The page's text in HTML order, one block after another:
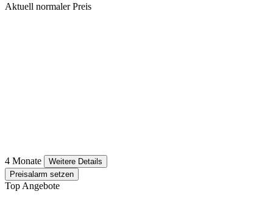
Aktuell normaler Preis
4 Monate
Weitere Details
Preisalarm setzen
Top Angebote